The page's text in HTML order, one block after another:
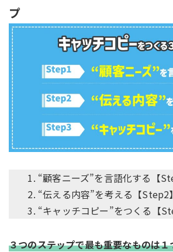
プ
“顧客ニーズ”を言語化する【
“伝える内容”を考える【Step2】
“キャッチコピー”をつくる【
３つのステップで最も重要なものは